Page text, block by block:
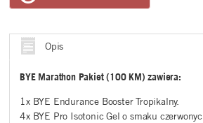
Opis
BYE Marathon Pakiet (100 KM) zawiera:
1x BYE Endurance Booster Tropikalny.
4x BYE Pro Isotonic Gel o smaku